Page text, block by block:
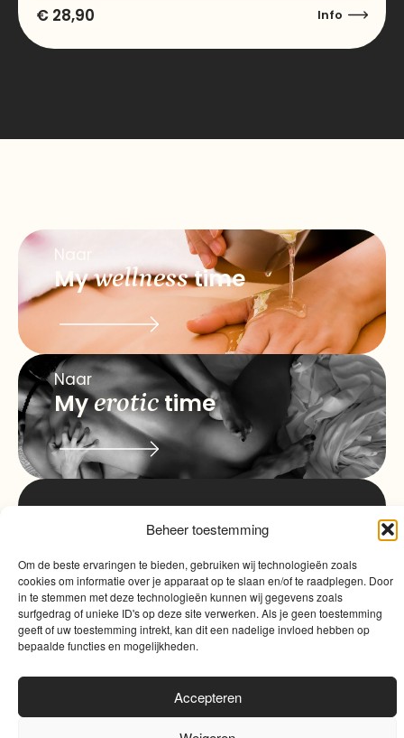
Beheer toestemming
Om de beste ervaringen te bieden, gebruiken wij technologieën zoals
cookies om informatie over je apparaat op te slaan en/of te raadplegen. Door
in te stemmen met deze technologieën kunnen wij gegevens zoals
surfgedrag of unieke ID's op deze site verwerken. Als je geen toestemming
geeft of uw toestemming intrekt, kan dit een nadelige invloed hebben op
bepaalde functies en mogelijkheden.
Accepteren
€ 28,90 Info
Naar
Mywellnesstime
Naar
Myerotictime
quality
time Contact
Algemene voorwaarden|Cookies